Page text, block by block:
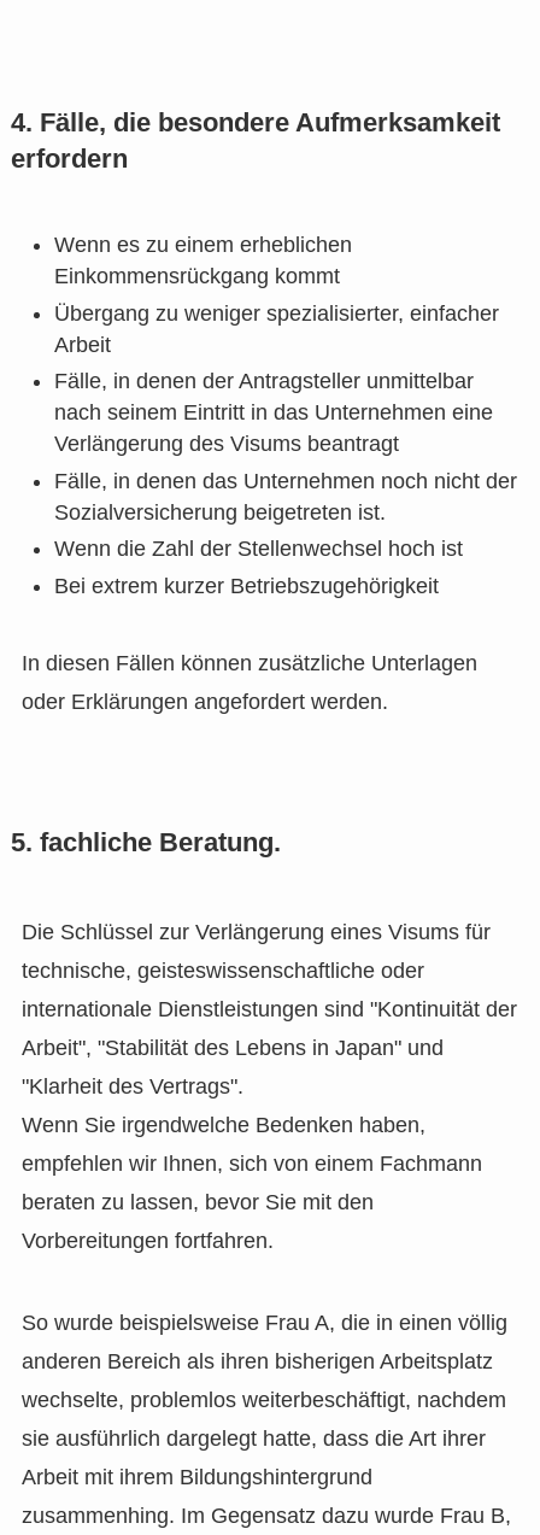
4. Fälle, die besondere Aufmerksamkeit
erfordern
Wenn es zu einem erheblichen
Einkommensrückgang kommt
Übergang zu weniger spezialisierter, einfacher
Arbeit
Fälle, in denen der Antragsteller unmittelbar
nach seinem Eintritt in das Unternehmen eine
Verlängerung des Visums beantragt
Fälle, in denen das Unternehmen noch nicht der
Sozialversicherung beigetreten ist.
Wenn die Zahl der Stellenwechsel hoch ist
Bei extrem kurzer Betriebszugehörigkeit
In diesen Fällen können zusätzliche Unterlagen
oder Erklärungen angefordert werden.
5. fachliche Beratung.
Die Schlüssel zur Verlängerung eines Visums für
technische, geisteswissenschaftliche oder
internationale Dienstleistungen sind "Kontinuität der
Arbeit", "Stabilität des Lebens in Japan" und
"Klarheit des Vertrags".
Wenn Sie irgendwelche Bedenken haben,
empfehlen wir Ihnen, sich von einem Fachmann
beraten zu lassen, bevor Sie mit den
Vorbereitungen fortfahren.
So wurde beispielsweise Frau A, die in einen völlig
anderen Bereich als ihren bisherigen Arbeitsplatz
wechselte, problemlos weiterbeschäftigt, nachdem
sie ausführlich dargelegt hatte, dass die Art ihrer
Arbeit mit ihrem Bildungshintergrund
zusammenhing. Im Gegensatz dazu wurde Frau B,